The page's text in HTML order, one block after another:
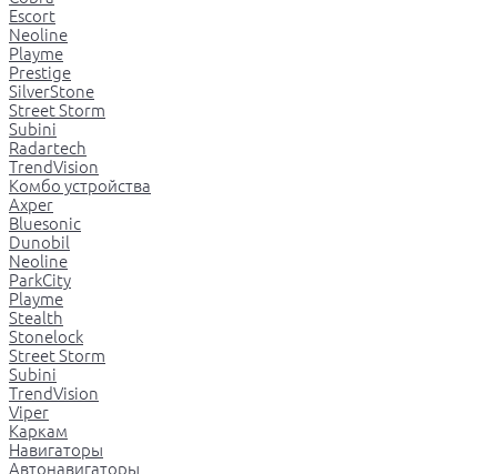
Escort
Neoline
Playme
Prestige
SilverStone
Street Storm
Subini
Radartech
TrendVision
Комбо устройства
Axper
Bluesonic
Dunobil
Neoline
ParkCity
Playme
Stealth
Stonelock
Street Storm
Subini
TrendVision
Viper
Каркам
Навигаторы
Автонавигаторы